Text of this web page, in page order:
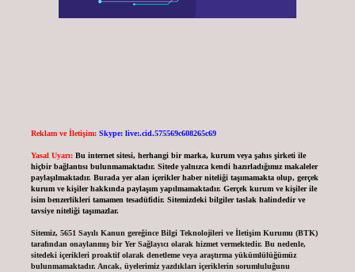
Reklam ve İletişim: Skype: live:.cid.575569c608265c69
Yasal Uyarı: Bu internet sitesi, herhangi bir marka, kurum veya şahıs şirketi ile
hiçbir bağlantısı bulunmamaktadır. Sitede yalnızca kendi hazırladığımız makaleler
paylaşılmaktadır. Burada yer alan içerikler haber niteliği taşımamakta olup, gerçek
kurum ve kişiler hakkında paylaşım yapılmamaktadır. Gerçek kurum ve kişiler ile
isim benzerlikleri tamamen tesadüfidir. Sitemizdeki bilgiler taslak halindedir ve
tavsiye niteliği taşımazlar.
Sitemiz, 5651 Sayılı Kanun gereğince Bilgi Teknolojileri ve İletişim Kurumu (BTK)
tarafından onaylanmış bir Yer Sağlayıcı olarak hizmet vermektedir. Bu nedenle,
sitedeki içerikleri proaktif olarak denetleme veya araştırma yükümlülüğümüz
bulunmamaktadır. Ancak, üyelerimiz yazdıkları içeriklerin sorumluluğunu